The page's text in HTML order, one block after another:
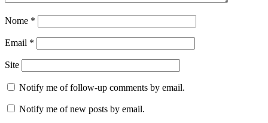
Nome *
Email *
Site
Notify me of follow-up comments by email.
Notify me of new posts by email.